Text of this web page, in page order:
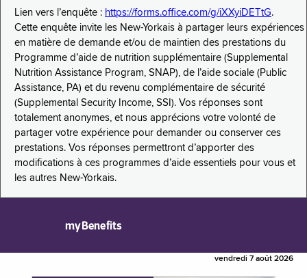
Lien vers l’enquête : https://forms.office.com/g/iXXyiDETtG.
Cette enquête invite les New-Yorkais à partager leurs expériences
en matière de demande et/ou de maintien des prestations du
Programme d’aide de nutrition supplémentaire (Supplemental
Nutrition Assistance Program, SNAP), de l’aide sociale (Public
Assistance, PA) et du revenu complémentaire de sécurité
(Supplemental Security Income, SSI). Vos réponses sont
totalement anonymes, et nous apprécions votre volonté de
partager votre expérience pour demander ou conserver ces
prestations. Vos réponses permettront d’apporter des
modifications à ces programmes d’aide essentiels pour vous et
les autres New-Yorkais.
myBenefits
vendredi 7 août 2026